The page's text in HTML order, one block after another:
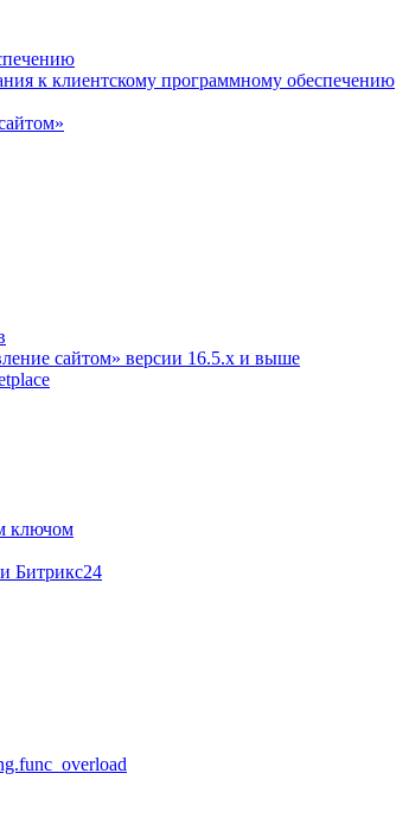
к клиентскому программному обеспечению
сайтом» версии 16.5.х и выше
ключом
Битрикс24